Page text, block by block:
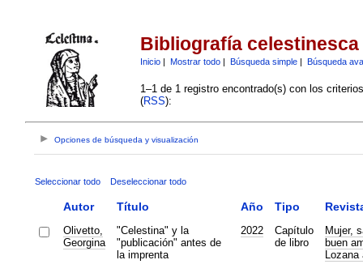
Bibliografía celestinesca
Inicio| Mostrar todo| Búsqueda simple| Búsqueda
1–1 de 1 registro encontrado(s) con los
(RSS):
Opciones de búsqueda y visualización
Seleccionar todo Deseleccionar todo
Autor Título Año Tipo
Olivetto,
Georgina
"Celestina" y la
"publicación" antes de
la imprenta
2022
Capítulo
de libro
Mujer,
buen